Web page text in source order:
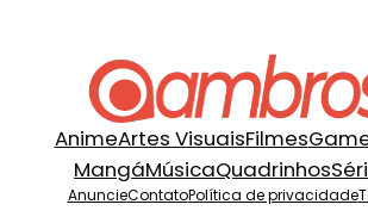
AnimeArtes VisuaisFilmes
MangáMúsicaQuadrinhos
AnuncieContatoPolítica de privacidade